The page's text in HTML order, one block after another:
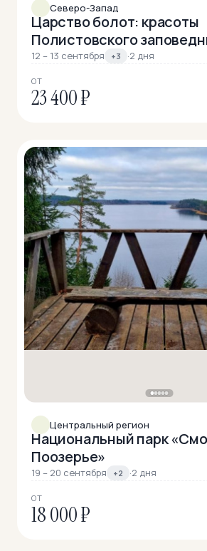
Северо-Запад
Царство болот: красоты
Полистовского
(разведка)
12 – 13 сентября +3 ·2 дня
ОТ
23 400 ₽
Центральный регион
Национальный парк
Поозерье»
19 – 20 сентября +2 ·2 дня
ОТ
18 000 ₽